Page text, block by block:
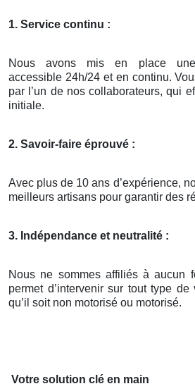
1. Service continu :
Nous avons mis en place
accessible 24h/24 et en continu.
par l’un de nos collaborateurs, qui
initiale.
2. Savoir-faire éprouvé :
Avec plus de 10 ans d’expérience,
meilleurs artisans pour garantir des
3. Indépendance et neutralité :
Nous ne sommes affiliés à aucun
permet d’intervenir sur tout type de
qu’il soit non motorisé ou motorisé.
Votre solution clé en main